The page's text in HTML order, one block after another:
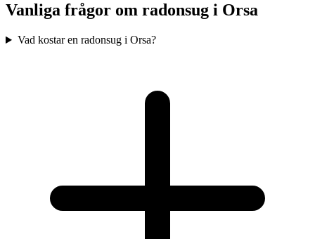
Vanliga frågor om radonsug i Orsa
Vad kostar en radonsug i Orsa?